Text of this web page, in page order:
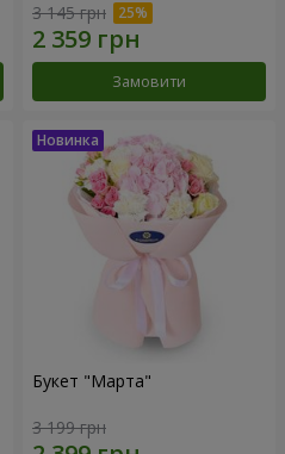
3 145 грн
Замовити
Букет "Марта"
3 199 грн